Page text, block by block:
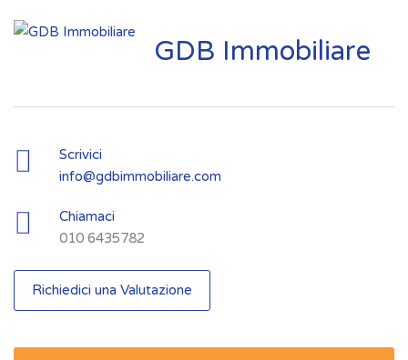
GDB Immobiliare
Scrivici
info@gdbimmobiliare.com
Chiamaci
010 6435782
Richiedici una Valutazione